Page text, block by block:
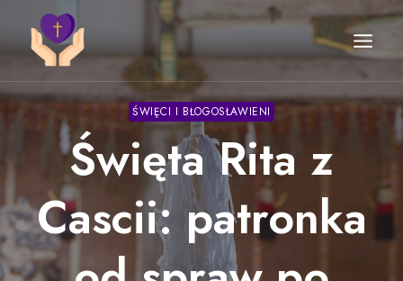
Przejdź
ŚWIĘCI I BŁOGOSŁAWIENI
Święta Rita z
Cascii: patronka